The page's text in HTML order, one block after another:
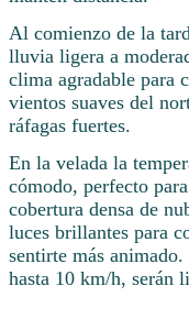
Al comienzo de la
lluvia ligera a
clima agradable para
vientos suaves del
ráfagas fuertes.
En la velada la
cómodo, perfecto
cobertura densa de
luces brillantes para
sentirte más
hasta 10 km/h, serán